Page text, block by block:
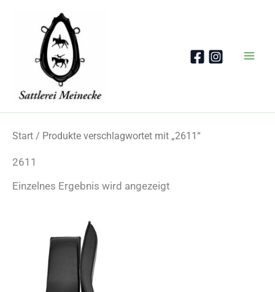
Start / Produkte verschlagwortet mit „2611“
2611
Einzelnes Ergebnis wird angezeigt